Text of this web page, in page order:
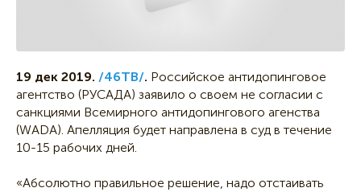
19 дек 2019. /46ТВ/. Российское антидопинговое
агентство (РУСАДА) заявило о своем не согласии с
санкциями Всемирного антидопингового агенства
(WADA). Апелляция будет направлена в суд в течение
10-15 рабочих дней.
«Абсолютно правильное решение, надо отстаивать